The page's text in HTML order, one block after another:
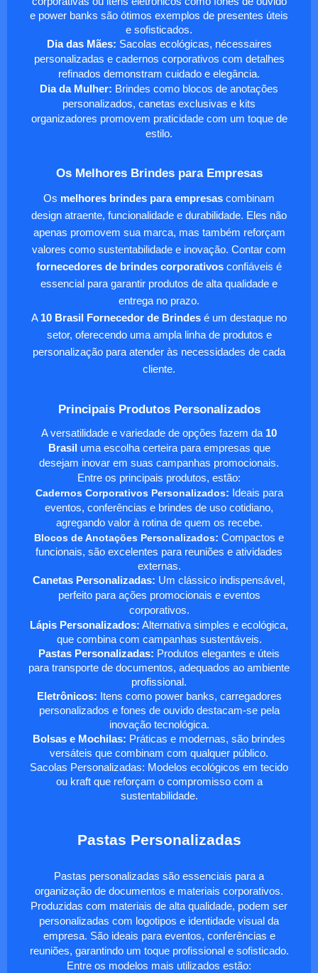
e power banks são ótimos exemplos de presentes úteis
e sofisticados.
Dia das Mães: Sacolas ecológicas, nécessaires
personalizadas e cadernos corporativos com detalhes
refinados demonstram cuidado e elegância.
Dia da Mulher: Brindes como blocos de anotações
personalizados, canetas exclusivas e kits
organizadores promovem praticidade com um toque de
estilo.
Os Melhores Brindes para Empresas
Os melhores brindes para empresas combinam
design atraente, funcionalidade e durabilidade. Eles não
apenas promovem sua marca, mas também reforçam
valores como sustentabilidade e inovação. Contar com
fornecedores de brindes corporativos confiáveis é
essencial para garantir produtos de alta qualidade e
entrega no prazo.
A 10 Brasil Fornecedor de Brindes é um destaque no
setor, oferecendo uma ampla linha de produtos e
personalização para atender às necessidades de cada
cliente.
Principais Produtos Personalizados
A versatilidade e variedade de opções fazem da 10
Brasil uma escolha certeira para empresas que
desejam inovar em suas campanhas promocionais.
Entre os principais produtos, estão:
Cadernos Corporativos Personalizados: Ideais para
eventos, conferências e brindes de uso cotidiano,
agregando valor à rotina de quem os recebe.
Blocos de Anotações Personalizados: Compactos e
funcionais, são excelentes para reuniões e atividades
externas.
Canetas Personalizadas: Um clássico indispensável,
perfeito para ações promocionais e eventos
corporativos.
Lápis Personalizados: Alternativa simples e ecológica,
que combina com campanhas sustentáveis.
Pastas Personalizadas: Produtos elegantes e úteis
para transporte de documentos, adequados ao ambiente
profissional.
Eletrônicos: Itens como power banks, carregadores
personalizados e fones de ouvido destacam-se pela
inovação tecnológica.
Bolsas e Mochilas: Práticas e modernas, são brindes
versáteis que combinam com qualquer público.
Sacolas Personalizadas: Modelos ecológicos em tecido
ou kraft que reforçam o compromisso com a
sustentabilidade.
Pastas Personalizadas
Pastas personalizadas são essenciais para a
organização de documentos e materiais corporativos.
Produzidas com materiais de alta qualidade, podem ser
personalizadas com logotipos e identidade visual da
empresa. São ideais para eventos, conferências e
reuniões, garantindo um toque profissional e sofisticado.
Entre os modelos mais utilizados estão: